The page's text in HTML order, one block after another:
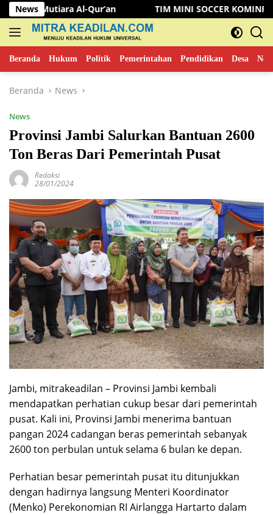
Langsung
ke
konten
News
Al-Qur’an TIM MINI SOCCER KOMINFO MUSI
Beranda Hukum Politik Pemerintahan Pendidikan Desa
Beranda News
News
Provinsi Jambi Salurkan Bantuan 2600
Ton Beras Dari Pemerintah Pusat
Redaksi
28/01/2024
Jambi, mitrakeadilan – Provinsi Jambi kembali
mendapatkan perhatian cukup besar dari pemerintah
pusat. Kali ini, Provinsi Jambi menerima bantuan
pangan 2024 cadangan beras pemerintah sebanyak
2600 ton perbulan untuk selama 6 bulan ke depan.
Perhatian besar pemerintah pusat itu ditunjukkan
dengan hadirnya langsung Menteri Koordinator
(Menko) Perekonomian RI Airlangga Hartarto dalam